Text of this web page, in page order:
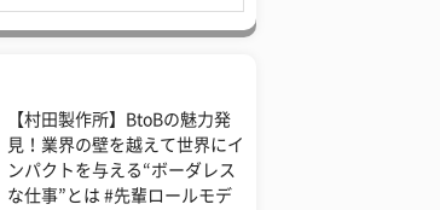
【村田製作所】BtoBの魅力発
見！業界の壁を越えて世界にイ
ンパクトを与える“ボーダレス
な仕事”とは #先輩ロールモデ